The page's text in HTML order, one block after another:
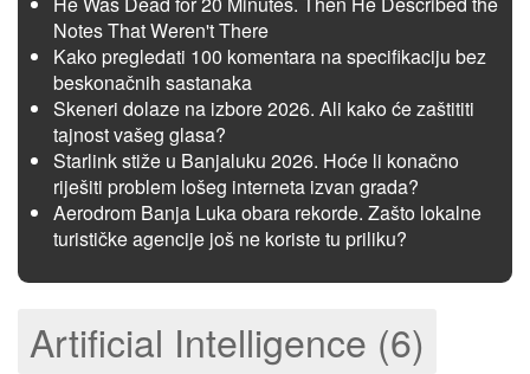
Notes That Weren't There
Kako pregledati 100 komentara na specifikaciju bez
beskonačnih sastanaka
Skeneri dolaze na izbore 2026. Ali kako će zaštititi
tajnost vašeg glasa?
Starlink stiže u Banjaluku 2026. Hoće li konačno
riješiti problem lošeg interneta izvan grada?
Aerodrom Banja Luka obara rekorde. Zašto lokalne
turističke agencije još ne koriste tu priliku?
Artificial Intelligence (6)